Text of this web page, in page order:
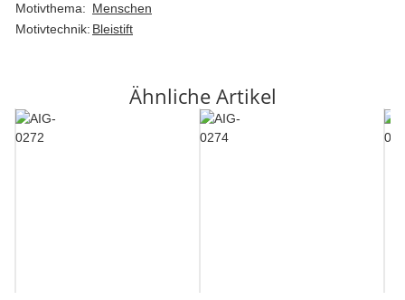
Motivthema: Menschen
Motivtechnik: Bleistift
Ähnliche Artikel